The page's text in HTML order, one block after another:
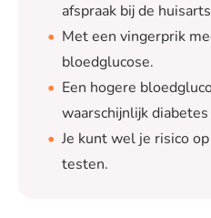
afspraak bij de
Met een vingerprik
bloedglucose.
Een hogere
waarschijnlijk
Je kunt wel je risico
testen.